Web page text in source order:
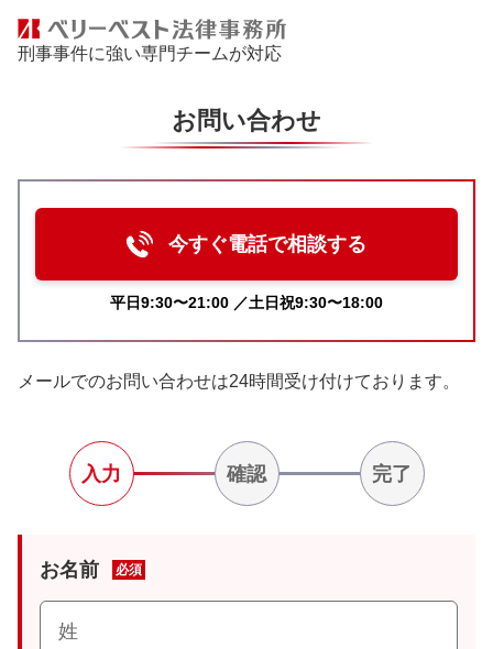
刑事事件に強い専門チームが対応
お問い合わせ
今すぐ電話で相談する
平日9:30〜21:00 ／土日祝9:30〜18:00
メールでのお問い合わせは24時間受け付けております。
入力 確認 完了
お名前 必須